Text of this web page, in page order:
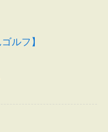
ルフ】